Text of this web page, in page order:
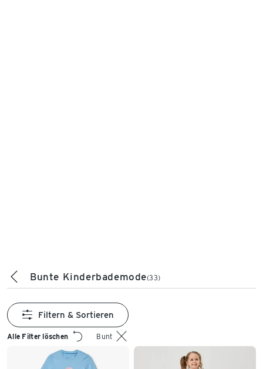
Bunte Kinderbademode(33)
Alle Filter löschen Bunt
Filtern & Sortieren